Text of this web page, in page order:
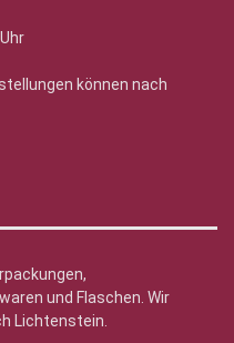
können nach
und Flaschen. Wir
Lichtenstein.